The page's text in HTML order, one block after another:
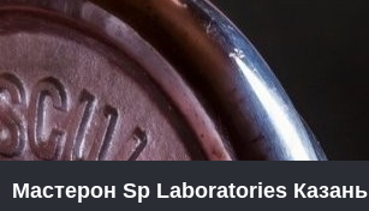
Мастерон Sp Laboratories Казань